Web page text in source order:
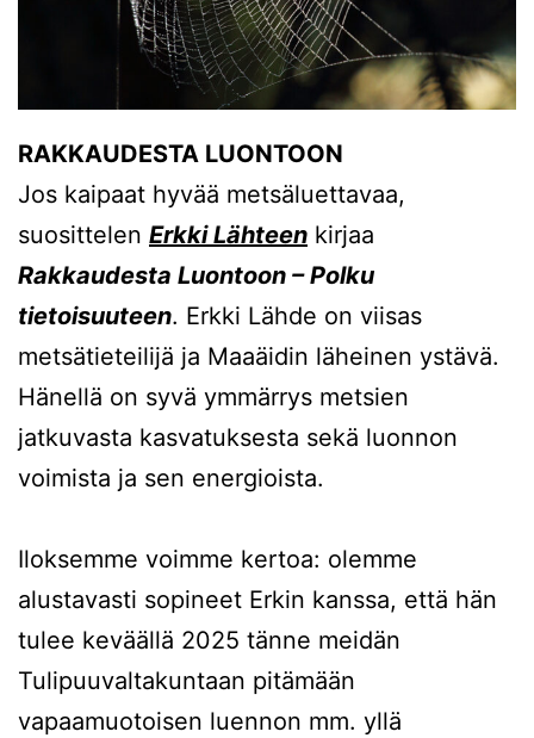
RAKKAUDESTA LUONTOON
Jos kaipaat hyvää metsäluettavaa,
suosittelen Erkki Lähteen kirjaa
Rakkaudesta Luontoon – Polku
tietoisuuteen. Erkki Lähde on viisas
metsätieteilijä ja Maaäidin läheinen ystävä.
Hänellä on syvä ymmärrys metsien
jatkuvasta kasvatuksesta sekä luonnon
voimista ja sen energioista.
Iloksemme voimme kertoa: olemme
alustavasti sopineet Erkin kanssa, että hän
tulee keväällä 2025 tänne meidän
Tulipuuvaltakuntaan pitämään
vapaamuotoisen luennon mm. yllä